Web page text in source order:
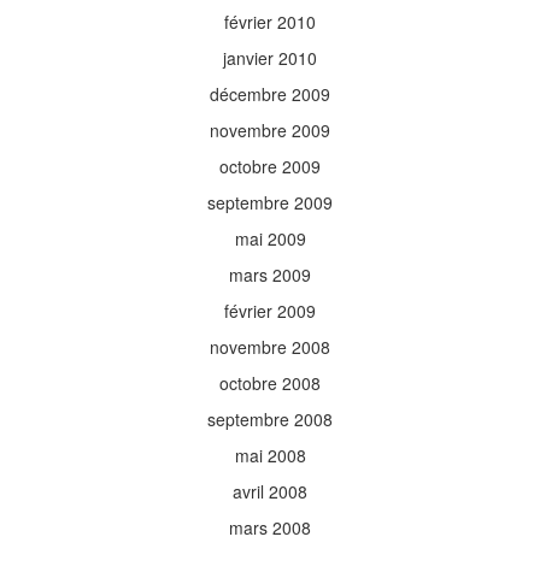
février 2010
janvier 2010
décembre 2009
novembre 2009
octobre 2009
septembre 2009
mai 2009
mars 2009
février 2009
novembre 2008
octobre 2008
septembre 2008
mai 2008
avril 2008
mars 2008